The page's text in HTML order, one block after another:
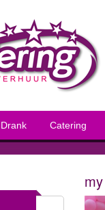
Drank Catering